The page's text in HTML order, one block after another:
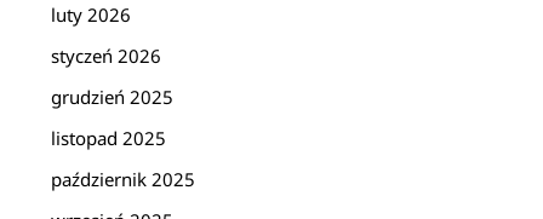
luty 2026
styczeń 2026
grudzień 2025
listopad 2025
październik 2025